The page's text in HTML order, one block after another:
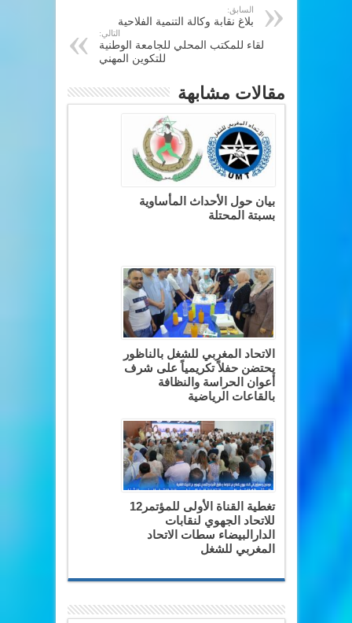
السابق:
بلاغ نقابة وكالة التنمية الفلاحية
التالي:
لقاء للمكتب المحلي للجامعة الوطنية
للتكوين المهني
مقالات مشابهة
بيان حول الأحداث المأساوية
بسبتة المحتلة
الاتحاد المغربي للشغل بالناظور
يحتضن حفلاً تكريمياً على شرف
أعوان الحراسة والنظافة
بالقاعات الرياضية
تغطية القناة الأولى للمؤتمر12
للاتحاد الجهوي لنقابات
الدارالبيضاء سطات الاتحاد
المغربي للشغل